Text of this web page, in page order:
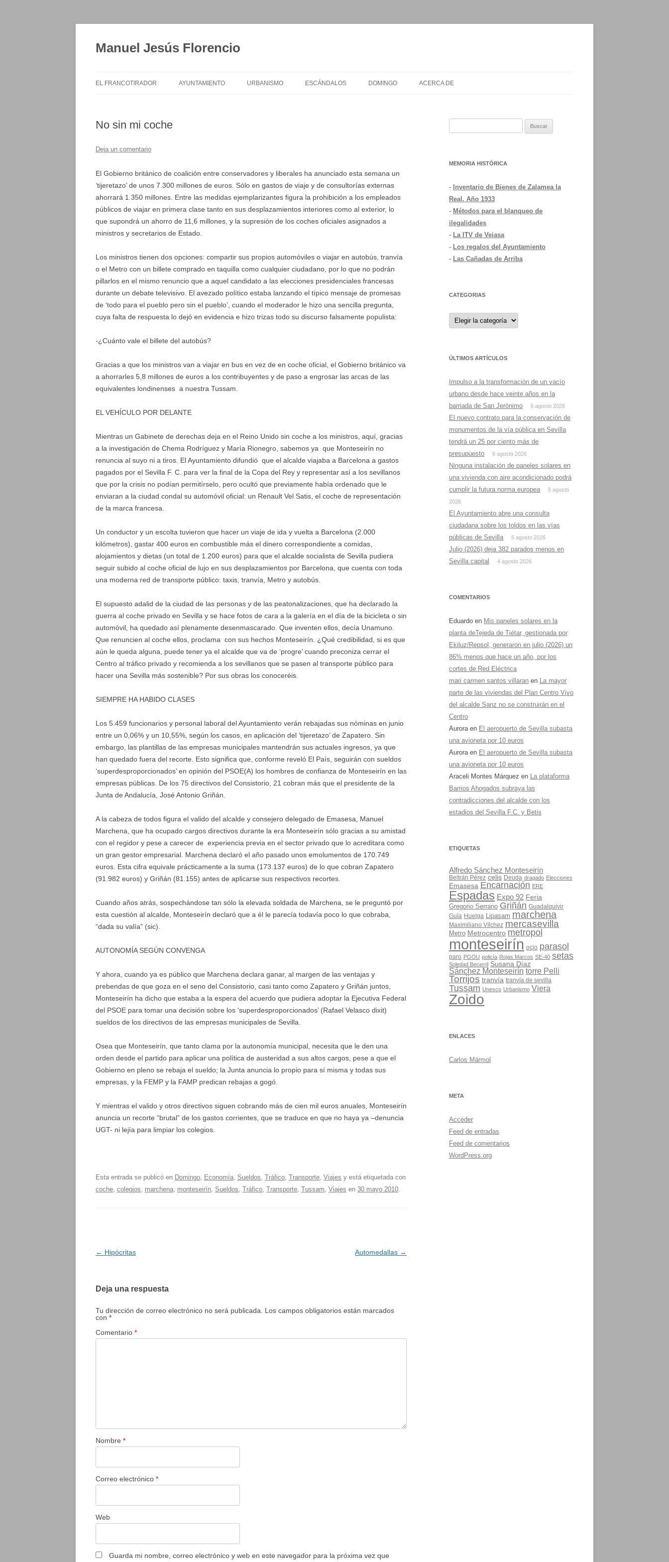
Manuel Jesús Florencio
EL FRANCOTIRADOR AYUNTAMIENTO URBANISMO ESCÁNDALOS DOMINGO ACERCA DE
No sin mi coche
Deja un comentario
El Gobierno británico de coalición entre conservadores y liberales ha anunciado esta semana un
‘tijeretazo’ de unos 7.300 millones de euros. Sólo en gastos de viaje y de consultorías externas
ahorrará 1.350 millones. Entre las medidas ejemplarizantes figura la prohibición a los empleados
públicos de viajar en primera clase tanto en sus desplazamientos interiores como al exterior, lo
que supondrá un ahorro de 11,6 millones, y la supresión de los coches oficiales asignados a
ministros y secretarios de Estado.
Los ministros tienen dos opciones: compartir sus propios automóviles o viajar en autobús, tranvía
o el Metro con un billete comprado en taquilla como cualquier ciudadano, por lo que no podrán
pillarlos en el mismo renuncio que a aquel candidato a las elecciones presidenciales francesas
durante un debate televisivo. El avezado político estaba lanzando el típico mensaje de promesas
de ‘todo para el pueblo pero sin el pueblo’, cuando el moderador le hizo una sencilla pregunta,
cuya falta de respuesta lo dejó en evidencia e hizo trizas todo su discurso falsamente populista:
-¿Cuánto vale el billete del autobús?
Gracias a que los ministros van a viajar en bus en vez de en coche oficial, el Gobierno británico va
a ahorrarles 5,8 millones de euros a los contribuyentes y de paso a engrosar las arcas de las
equivalentes londinenses a nuestra Tussam.
EL VEHÍCULO POR DELANTE
Mientras un Gabinete de derechas deja en el Reino Unido sin coche a los ministros, aquí, gracias
a la investigación de Chema Rodríguez y María Rionegro, sabemos ya que Monteseirín no
renuncia al suyo ni a tiros. El Ayuntamiento difundió que el alcalde viajaba a Barcelona a gastos
pagados por el Sevilla F. C. para ver la final de la Copa del Rey y representar así a los sevillanos
que por la crisis no podían permitírselo, pero ocultó que previamente había ordenado que le
enviaran a la ciudad condal su automóvil oficial: un Renault Vel Satis, el coche de representación
de la marca francesa.
Un conductor y un escolta tuvieron que hacer un viaje de ida y vuelta a Barcelona (2.000
kilómetros), gastar 400 euros en combustible más el dinero correspondiente a comidas,
alojamientos y dietas (un total de 1.200 euros) para que el alcalde socialista de Sevilla pudiera
seguir subido al coche oficial de lujo en sus desplazamientos por Barcelona, que cuenta con toda
una moderna red de transporte público: taxis, tranvía, Metro y autobús.
El supuesto adalid de la ciudad de las personas y de las peatonalizaciones, que ha declarado la
guerra al coche privado en Sevilla y se hace fotos de cara a la galería en el día de la bicicleta o sin
automóvil, ha quedado así plenamente desenmascarado. Que inventen ellos, decía Unamuno.
Que renuncien al coche ellos, proclama con sus hechos Monteseirín. ¿Qué credibilidad, si es que
aún le queda alguna, puede tener ya el alcalde que va de ‘progre’ cuando preconiza cerrar el
Centro al tráfico privado y recomienda a los sevillanos que se pasen al transporte público para
hacer una Sevilla más sostenible? Por sus obras los conoceréis.
SIEMPRE HA HABIDO CLASES
Los 5.459 funcionarios y personal laboral del Ayuntamiento verán rebajadas sus nóminas en junio
entre un 0,06% y un 10,55%, según los casos, en aplicación del ‘tijeretazo’ de Zapatero. Sin
embargo, las plantillas de las empresas municipales mantendrán sus actuales ingresos, ya que
han quedado fuera del recorte. Esto significa que, conforme reveló El País, seguirán con sueldos
‘superdesproporcionados’ en opinión del PSOE(A) los hombres de confianza de Monteseirín en las
empresas públicas. De los 75 directivos del Consistorio, 21 cobran más que el presidente de la
Junta de Andalucía, José Antonio Griñán.
A la cabeza de todos figura el valido del alcalde y consejero delegado de Emasesa, Manuel
Marchena, que ha ocupado cargos directivos durante la era Monteseirín sólo gracias a su amistad
con el regidor y pese a carecer de experiencia previa en el sector privado que lo acreditara como
un gran gestor empresarial. Marchena declaró el año pasado unos emolumentos de 170.749
euros. Esta cifra equivale prácticamente a la suma (173.137 euros) de lo que cobran Zapatero
(91.982 euros) y Griñán (81.155) antes de aplicarse sus respectivos recortes.
Cuando años atrás, sospechándose tan sólo la elevada soldada de Marchena, se le preguntó por
esta cuestión al alcalde, Monteseirín declaró que a él le parecía todavía poco lo que cobraba,
“dada su valía” (sic).
AUTONOMÍA SEGÚN CONVENGA
Y ahora, cuando ya es público que Marchena declara ganar, al margen de las ventajas y
prebendas de que goza en el seno del Consistorio, casi tanto como Zapatero y Griñán juntos,
Monteseirín ha dicho que estaba a la espera del acuerdo que pudiera adoptar la Ejecutiva Federal
del PSOE para tomar una decisión sobre los ‘superdesproporcionados’ (Rafael Velasco dixit)
sueldos de los directivos de las empresas municipales de Sevilla.
Osea que Monteseirín, que tanto clama por la autonomía municipal, necesita que le den una
orden desde el partido para aplicar una política de austeridad a sus altos cargos, pese a que el
Gobierno en pleno se rebaja el sueldo; la Junta anuncia lo propio para sí misma y todas sus
empresas, y la FEMP y la FAMP predican rebajas a gogó.
Y mientras el valido y otros directivos siguen cobrando más de cien mil euros anuales, Monteseirín
anuncia un recorte “brutal” de los gastos corrientes, que se traduce en que no haya ya –denuncia
UGT- ni lejía para limpiar los colegios.
Esta entrada se publicó en Domingo, Economía, Sueldos, Tráfico, Transporte, Viajes y está etiquetada con
coche, colegios, marchena, monteseirín, Sueldos, Tráfico, Transporte, Tussam, Viajes en 30 mayo 2010.
Navegación
← Hipócritas Automedallas →
Deja una respuesta
Tu dirección de correo electrónico no será publicada.
Los campos obligatorios están marcados
con *
Comentario *
Nombre *
Correo electrónico *
Web
Guarda mi nombre, correo electrónico y web en este navegador para la próxima vez que
MEMORIA HISTÓRICA
- Inventario de Bienes de Zalamea la
Real. Año 1933
- Métodos para el blanqueo de
ilegalidades
- La ITV de Veiasa
- Los regalos del Ayuntamiento
- Las Cañadas de Arriba
CATEGORIAS
Categorias
ÚLTIMOS ARTÍCULOS
Impulso a la transformación de un vacío
urbano desde hace veinte años en la
barriada de San Jerónimo
6 agosto 2026
El nuevo contrato para la conservación de
monumentos de la vía pública en Sevilla
tendrá un 25 por ciento más de
presupuesto
6 agosto 2026
Ninguna instalación de paneles solares en
una vivienda con aire acondicionado podrá
cumplir la futura norma europea
5 agosto
2026
El Ayuntamiento abre una consulta
ciudadana sobre los toldos en las vías
públicas de Sevilla
5 agosto 2026
Julio (2026) deja 382 parados menos en
Sevilla capital
4 agosto 2026
COMENTARIOS
Eduardo en Mis paneles solares en la
planta deTejeda de Tiétar, gestionada por
Ekiluz/Repsol, generaron en julio (2026) un
86% menos que hace un año, por los
cortes de Red Eléctrica
mari carmen santos villaran en La mayor
parte de las viviendas del Plan Centro Vivo
del alcalde Sanz no se construirán en el
Centro
Auroraen El aeropuerto de Sevilla subasta
una avioneta por 10 euros
Auroraen El aeropuerto de Sevilla subasta
una avioneta por 10 euros
Araceli Montes Márquez en La plataforma
Barrios Ahogados subraya las
contradicciones del alcalde con los
estadios del Sevilla F.C. y Betis
ETIQUETAS
Alfredo Sánchez Monteseirín
Beltrán Pérez celis Deuda dragado Elecciones
Emasesa Encarnación ERE
Espadas Expo 92 Feria
Gregorio Serrano Griñán Guadalquivir
Guía Huelga Lipasam marchena
Maximiliano Vílchez mercasevilla
Metro Metrocentro metropol
monteseirín ocio parasol
paro PGOU policía Rojas Marcos SE-40 setas
Soledad Becerril Susana Díaz
Sánchez Monteseirín torre Pelli
Torrijos tranvía tranvía de sevilla
Tussam Unesco Urbanismo Viera
Zoido
ENLACES
Carlos Mármol
META
Acceder
Feed de entradas
Feed de comentarios
WordPress.org